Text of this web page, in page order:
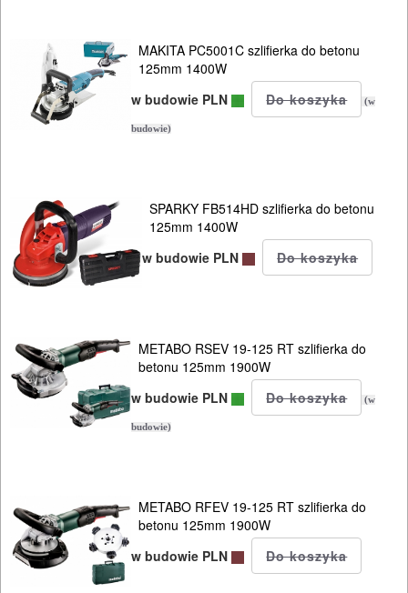
klucze
udarowe
lamelownice
mieszadła
młotowiertarki
młoty
nożyce
do
blach
opalarki
pilarki
stołowe
MAKITA PC5001C szlifierka do betonu
125mm 1400W
w budowie PLN
(w
budowie)
SPARKY FB514HD szlifierka do betonu
125mm 1400W
w budowie PLN
METABO RSEV 19-125 RT szlifierka do
betonu 125mm 1900W
w budowie PLN
(w
budowie)
METABO RFEV 19-125 RT szlifierka do
betonu 125mm 1900W
w budowie PLN